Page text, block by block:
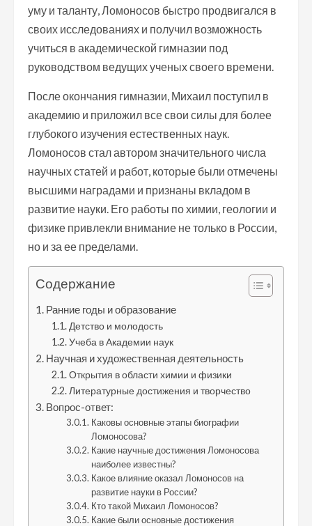
уму и таланту, Ломоносов быстро продвигался в
своих исследованиях и получил возможность
учиться в академической гимназии под
руководством ведущих ученых своего времени.
После окончания гимназии, Михаил поступил в
академию и приложил все свои силы для более
глубокого изучения естественных наук.
Ломоносов стал автором значительного числа
научных статей и работ, которые были отмечены
высшими наградами и признаны вкладом в
развитие науки. Его работы по химии, геологии и
физике привлекли внимание не только в России,
но и за ее пределами.
Содержание
Ранние годы и образование
Детство и молодость
Учеба в Академии наук
Научная и художественная деятельность
Открытия в области химии и физики
Литературные достижения и творчество
Вопрос-ответ:
Каковы основные этапы биографии
Ломоносова?
Какие научные достижения Ломоносова
наиболее известны?
Какое влияние оказал Ломоносов на
развитие науки в России?
Кто такой Михаил Ломоносов?
Какие были основные достижения